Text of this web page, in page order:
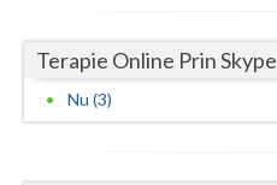
Terapie Online Prin Skype
Nu (3)